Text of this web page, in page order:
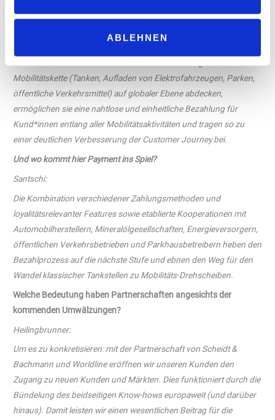
ABLEHNEN
verlagern. Hier spielen Dienstleistungen vor Ort, frische
Lebensmittel und Ruhezonen eine Schlüsselrolle, um die zahlenden
Mobilitätskette (Tanken, Aufladen von Elektrofahrzeugen, Parken,
öffentliche Verkehrsmittel) auf globaler Ebene abdecken,
ermöglichen sie eine nahtlose und einheitliche Bezahlung für
Kund*innen entlang aller Mobilitätsaktivitäten und tragen so zu
einer deutlichen Verbesserung der Customer Journey bei.
Und wo kommt hier Payment ins Spiel?
Santschi:
Die Kombination verschiedener Zahlungsmethoden und
loyalitätsrelevanter Features sowie etablierte Kooperationen mit
Automobilherstellern, Mineralölgesellschaften, Energieversorgern,
öffentlichen Verkehrsbetrieben und Parkhausbetreibern heben den
Bezahlprozess auf die nächste Stufe und ebnen den Weg für den
Wandel klassischer Tankstellen zu Mobilitäts-Drehscheiben.
Welche Bedeutung haben Partnerschaften angesichts der
kommenden Umwälzungen?
Heilingbrunner:
Um es zu konkretisieren: mit der Partnerschaft von Scheidt &
Bachmann und Worldline eröffnen wir unseren Kunden den
Zugang zu neuen Kunden und Märkten. Dies funktioniert durch die
Bündelungdes beidseitigen Know-howseuropaweit (und darüber
hinaus). Damitleisten wireinen wesentlichen Beitrag für die